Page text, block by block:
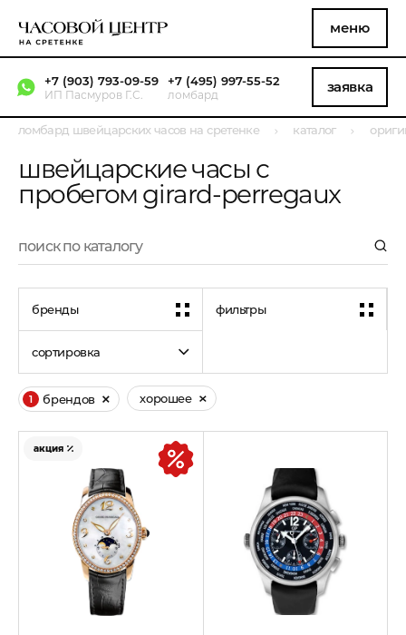
меню
+7 (903) 793-09-59
ИП Пасмуров Г.С.
+7 (495) 997-55-52
ломбард заявка
ломбард швейцарских часов на сретенке каталог
швейцарские часы с
пробегом girard-perregaux
бренды фильтры
сортировка
1 брендов хорошее
акция